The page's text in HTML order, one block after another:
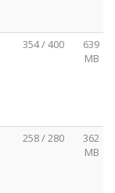
354 / 400
639
MB
258 / 280
362
MB